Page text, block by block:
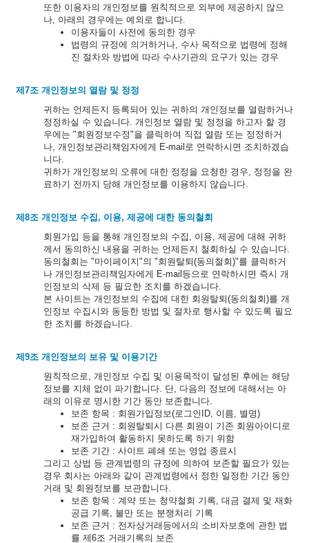
또한 이용자의 개인정보를 원칙적으로 외부에 제공하지 않으
나, 아래의 경우에는 예외로 합니다.
이용자들이 사전에 동의한 경우
법령의 규정에 의거하거나, 수사 목적으로 법령에 정해
진 절차와 방법에 따라 수사기관의 요구가 있는 경우
제7조 개인정보의 열람 및 정정
귀하는 언제든지 등록되어 있는 귀하의 개인정보를 열람하거나
정정하실 수 있습니다. 개인정보 열람 및 정정을 하고자 할 경
우에는 "회원정보수정"을 클릭하여 직접 열람 또는 정정하거
나, 개인정보관리책임자에게 E-mail로 연락하시면 조치하겠습
니다.
귀하가 개인정보의 오류에 대한 정정을 요청한 경우, 정정을 완
료하기 전까지 당해 개인정보를 이용하지 않습니다.
제8조 개인정보 수집, 이용, 제공에 대한 동의철회
회원가입 등을 통해 개인정보의 수집, 이용, 제공에 대해 귀하
께서 동의하신 내용을 귀하는 언제든지 철회하실 수 있습니다.
동의철회는 "마이페이지"의 "회원탈퇴(동의철회)"를 클릭하거
나 개인정보관리책임자에게 E-mail등으로 연락하시면 즉시 개
인정보의 삭제 등 필요한 조치를 하겠습니다.
본 사이트는 개인정보의 수집에 대한 회원탈퇴(동의철회)를 개
인정보 수집시와 동등한 방법 및 절차로 행사할 수 있도록 필요
한 조치를 하겠습니다.
제9조 개인정보의 보유 및 이용기간
원칙적으로, 개인정보 수집 및 이용목적이 달성된 후에는 해당
정보를 지체 없이 파기합니다. 단, 다음의 정보에 대해서는 아
래의 이유로 명시한 기간 동안 보존합니다.
보존 항목 : 회원가입정보(로그인ID, 이름, 별명)
보존 근거 : 회원탈퇴시 다른 회원이 기존 회원아이디로
재가입하여 활동하지 못하도록 하기 위함
보존 기간 : 사이트 폐쇄 또는 영업 종료시
그리고 상법 등 관계법령의 규정에 의하여 보존할 필요가 있는
경우 회사는 아래와 같이 관계법령에서 정한 일정한 기간 동안
거래 및 회원정보를 보관합니다.
보존 항목 : 계약 또는 청약철회 기록, 대금 결제 및 재화
공급 기록, 불만 또는 분쟁처리 기록
보존 근거 : 전자상거래등에서의 소비자보호에 관한 법
률 제6조 거래기록의 보존